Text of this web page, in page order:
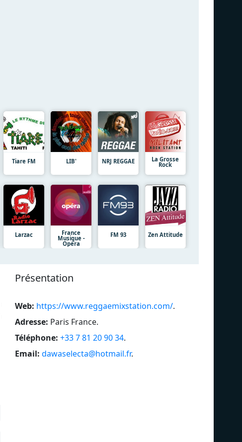
Tiare FM LIB' NRJ REGGAE La Grosse
Rock
Larzac France
Musique -
Opéra
FM 93 Zen Attitude
Présentation
Web: https://www.reggaemixstation.com/.
Adresse: Paris France.
Téléphone: +33 7 81 20 90 34.
Email: dawaselecta@hotmail.fr.